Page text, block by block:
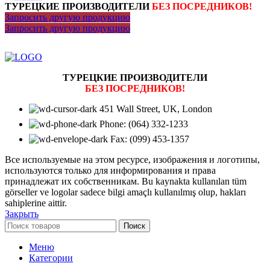
ТУРЕЦКИЕ ПРОИЗВОДИТЕЛИБЕЗ ПОСРЕДНИКОВ!
Запросить другую продукцию
Запросить другую продукцию
ТУРЕЦКИЕ ПРОИЗВОДИТЕЛИ
БЕЗ ПОСРЕДНИКОВ!
451 Wall Street, UK, London
Phone: (064) 332-1233
Fax: (099) 453-1357
Все используемые на этом ресурсе, изображения и логотипы,
используются только для информирования и права
принадлежат их собственникам. Bu kaynakta kullanılan tüm
görseller ve logolar sadece bilgi amaçlı kullanılmış olup, hakları
sahiplerine aittir.
Закрыть
Поиск
Меню
Категории